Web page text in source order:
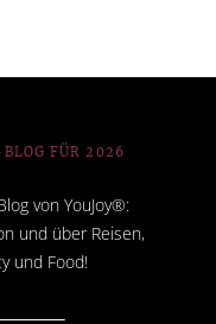
FÜR 2026
von YouJoy®:
und über Reisen,
und Food!